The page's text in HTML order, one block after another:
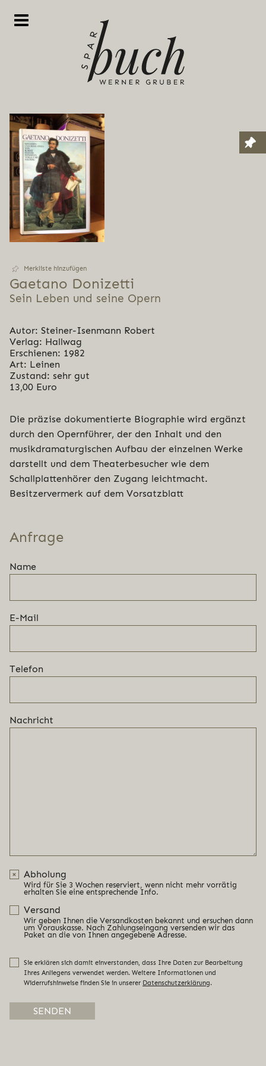
Merkliste hinzufügen
Gaetano Donizetti
Sein Leben und seine Opern
Autor: Steiner-Isenmann Robert
Verlag: Hallwag
Erschienen: 1982
Art: Leinen
Zustand: sehr gut
13,00 Euro
Die präzise dokumentierte Biographie wird ergänzt
durch den Opernführer, der den Inhalt und den
musikdramaturgischen Aufbau der einzelnen Werke
darstellt und dem Theaterbesucher wie dem
Schallplattenhörer den Zugang leichtmacht.
Besitzervermerk auf dem Vorsatzblatt
Anfrage
Name
E-Mail
Telefon
Nachricht
Abholung
Wird für Sie 3 Wochen reserviert, wenn nicht mehr vorrätig
erhalten Sie eine entsprechende Info.
Versand
Wir geben Ihnen die Versandkosten bekannt und ersuchen dann
um Vorauskasse. Nach Zahlungseingang versenden wir das
Paket an die von Ihnen angegebene Adresse.
Sie erklären sich damit einverstanden, dass Ihre Daten zur Bearbeitung
Ihres Anliegens verwendet werden. Weitere Informationen und
Widerrufshinweise finden Sie in unserer Datenschutzerklärung.